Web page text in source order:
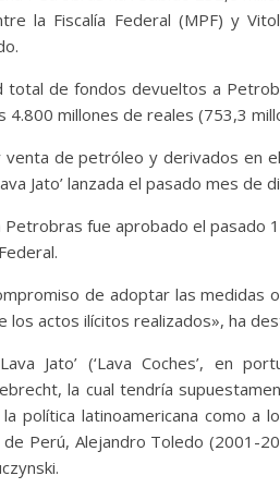
la Fiscalía Federal (MPF) y
total de fondos devueltos a
4.800 millones de reales (753,3
venta de petróleo y derivados en
Jato’ lanzada el pasado mes de
Petrobras fue aprobado el pasado
de adoptar las medidas
actos ilícitos realizados», ha
Jato’ (‘Lava Coches’, en
la cual tendría
política latinoamericana como a
Perú, Alejandro Toledo (2001-
5 de agosto de 2026